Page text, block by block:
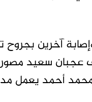
آخرين بجروح
عجبان سعيد مصور
يسكن حي 14 سنجة ومعاوية محمد أحمد